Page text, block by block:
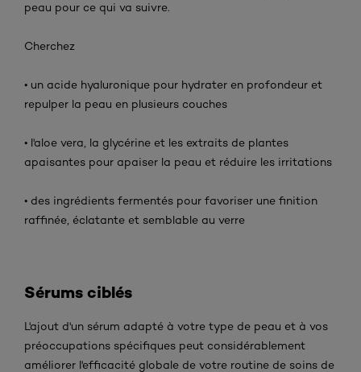
peau pour ce qui va suivre.
Cherchez
• un acide hyaluronique pour hydrater en profondeur et
repulper la peau en plusieurs couches
• l'aloe vera, la glycérine et les extraits de plantes
apaisantes pour apaiser la peau et réduire les irritations
• des ingrédients fermentés pour favoriser une finition
raffinée, éclatante et semblable au verre
Sérums ciblés
L'ajout d'un sérum adapté à votre type de peau et à vos
préoccupations spécifiques peut considérablement
améliorer l'efficacité globale de votre routine de soins de